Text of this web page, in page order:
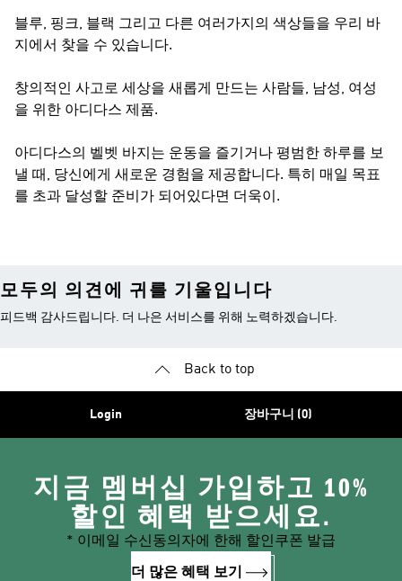
블루, 핑크, 블랙 그리고 다른 여러가지의 색상들을 우리 바
지에서 찾을 수 있습니다.
창의적인 사고로 세상을 새롭게 만드는 사람들, 남성, 여성
을 위한 아디다스 제품.
아디다스의 벨벳 바지는 운동을 즐기거나 평범한 하루를 보
낼 때, 당신에게 새로운 경험을 제공합니다. 특히 매일 목표
를 초과 달성할 준비가 되어있다면 더욱이.
모두의 의견에 귀를 기울입니다
피드백 감사드립니다. 더 나은 서비스를 위해 노력하겠습니다.
Back to top
Login 장바구니 (0)
지금 멤버십 가입하고 10%
할인 혜택 받으세요.
* 이메일 수신동의자에 한해 할인쿠폰 발급
더 많은 혜택 보기